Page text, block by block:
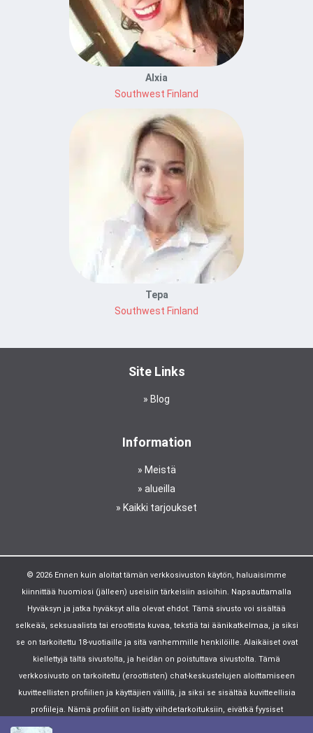
Alxia
Southwest Finland
Tepa
Southwest Finland
Site Links
Blog
Information
Meistä
alueilla
Kaikki tarjoukset
© 2026 Ennen kuin aloitat tämän verkkosivuston käytön, haluaisimme
kiinnittää huomiosi (jälleen) useisiin tärkeisiin asioihin. Napsauttamalla
Hyväksyn ja jatka hyväksyt alla olevat ehdot. Tämä sivusto voi sisältää
selkeää, seksuaalista tai eroottista kuvaa, tekstiä tai äänikatkelmaa, ja siksi
se on tarkoitettu 18-vuotiaille ja sitä vanhemmille henkilöille. Alaikäiset ovat
kiellettyjä tältä sivustolta, ja heidän on poistuttava sivustolta. Tämä
verkkosivusto on tarkoitettu (eroottisten) chat-keskustelujen aloittamiseen
kuvitteellisten profiilien ja käyttäjien välillä, ja siksi se sisältää kuvitteellisia
profiileja. Nämä profiilit on lisätty viihdetarkoituksiin, eivätkä fyysiset
sopimukset ole mahdollisia näiden profiilien kanssa. Yksityisyys ja yleiset